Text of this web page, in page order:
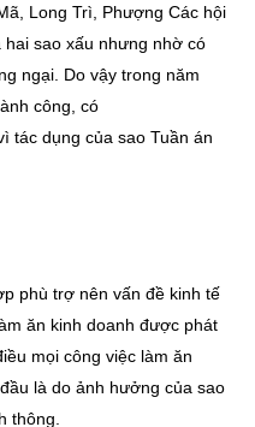
Long Trì, Phượng Các hội
sao xấu nhưng nhờ có
ngại. Do vậy trong năm
công, có
tác dụng của sao Tuần án
phù trợ nên vấn đề kinh tế
ăn kinh doanh được phát
mọi công việc làm ăn
là do ảnh hưởng của sao
thông.